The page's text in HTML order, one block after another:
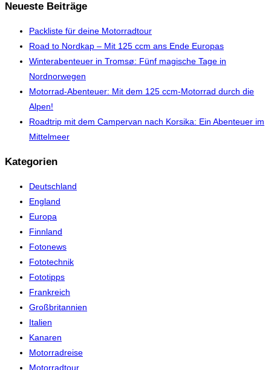
Neueste Beiträge
Packliste für deine Motorradtour
Road to Nordkap – Mit 125 ccm ans Ende Europas
Winterabenteuer in Tromsø: Fünf magische Tage in
Nordnorwegen
Motorrad-Abenteuer: Mit dem 125 ccm-Motorrad durch die
Alpen!
Roadtrip mit dem Campervan nach Korsika: Ein Abenteuer im
Mittelmeer
Kategorien
Deutschland
England
Europa
Finnland
Fotonews
Fototechnik
Fototipps
Frankreich
Großbritannien
Italien
Kanaren
Motorradreise
Motorradtour